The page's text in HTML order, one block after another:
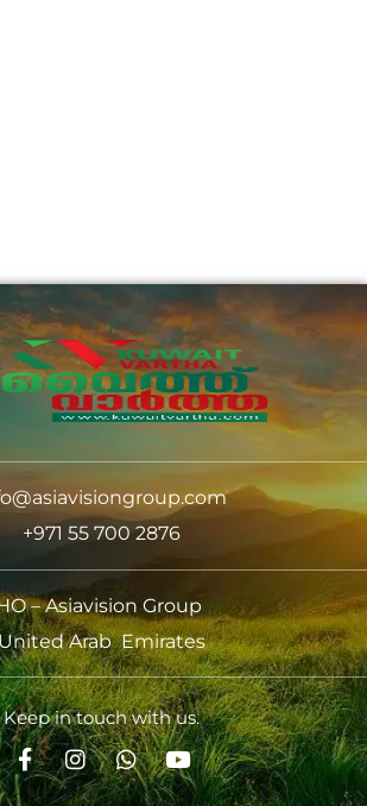
+971 55 700 2876
– Asiavision Group
Arab Emirates
Keep in touch with us.